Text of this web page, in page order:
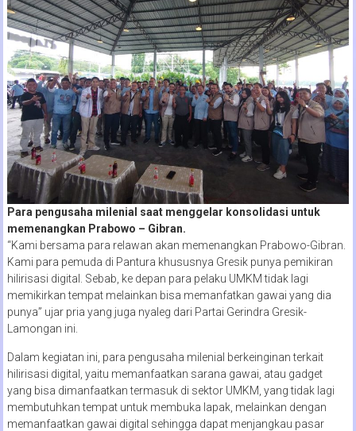
Para pengusaha milenial saat menggelar konsolidasi untuk
memenangkan Prabowo – Gibran.
“Kami bersama para relawan akan memenangkan Prabowo-Gibran.
Kami para pemuda di Pantura khususnya Gresik punya pemikiran
hilirisasi digital. Sebab, ke depan para pelaku UMKM tidak lagi
memikirkan tempat melainkan bisa memanfatkan gawai yang dia
punya” ujar pria yang juga nyaleg dari Partai Gerindra Gresik-
Lamongan ini.
Dalam kegiatan ini, para pengusaha milenial berkeinginan terkait
hilirisasi digital, yaitu memanfaatkan sarana gawai, atau gadget
yang bisa dimanfaatkan termasuk di sektor UMKM, yang tidak lagi
membutuhkan tempat untuk membuka lapak, melainkan dengan
memanfaatkan gawai digital sehingga dapat menjangkau pasar